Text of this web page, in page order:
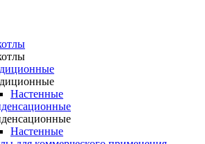
Настенные
Настенные